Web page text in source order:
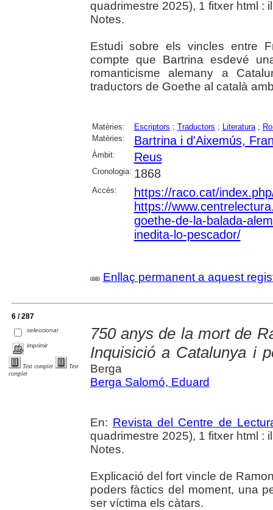
quadrimestre 2025), 1 fitxer html :
Notes.
Estudi sobre els vincles entre
compte que Bartrina esdevé
romanticisme alemany a
traductors de Goethe al català
Matèries: Escriptors ; Traductors ; Literatura;
Matèries:
Bartrina i d'Aixemús,
Àmbit: Reus
Cronologia: 1868
Accés:
https://raco.cat/
https://
goethe-de-la-balada-
inedita-lo-pescador/
Enllaç permanent a aquest
6 / 287
seleccionar
imprimir
Text complet
Text
complet
750 anys de la mort de
Inquisició a Catalunya i
Berga
Berga Salomó, Eduard
En: Revista del Centre de
quadrimestre 2025), 1 fitxer html :
Notes.
Explicació del fort vincle de
poders fàctics del moment, una
ser víctima els càtars.